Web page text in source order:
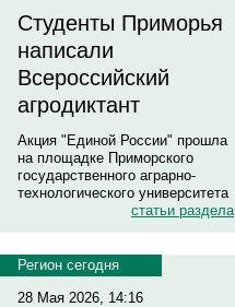
Студенты Приморья
написали
Всероссийский
агродиктант
Акция "Единой России" прошла
на площадке Приморского
государственного аграрно-
технологического университета
статьи раздела
Регион сегодня
28 Мая 2026, 14:16